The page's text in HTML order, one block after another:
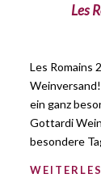
Les
Les Romains
ein ganz
Gottardi
besondere